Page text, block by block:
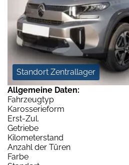
Standort Zentrallager
Allgemeine Daten:
Fahrzeugtyp
Karosserieform
Erst-Zul.
Getriebe
Kilometerstand
Anzahl der Türen
Farbe